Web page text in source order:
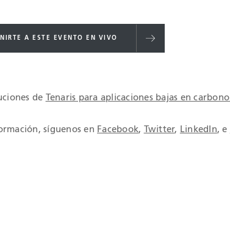
A ESTE EVENTO EN VIVO
de Tenaris para aplicaciones bajas en carbono.
síguenos en Facebook, Twitter, LinkedIn, e